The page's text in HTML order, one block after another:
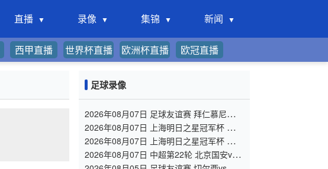
直播 录像 集锦 新闻
西甲直播 世界杯直播 欧洲杯直播 欧冠直播
足球录像
2026年08月07日 足球友谊赛 拜仁慕尼黑vs
阿斯顿维拉 全场录像
2026年08月07日 上海明日之星冠军杯 上海
U17 VS 阿森纳U17 全场录像
2026年08月07日 上海明日之星冠军杯 中国
男足U17 VS 河床U17 全场录像
2026年08月07日 中超第22轮 北京国安vs
深圳新鹏城 全场录像